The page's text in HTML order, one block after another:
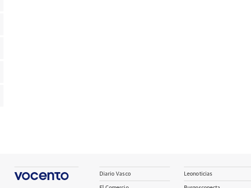
Diario Vasco Leonoticias